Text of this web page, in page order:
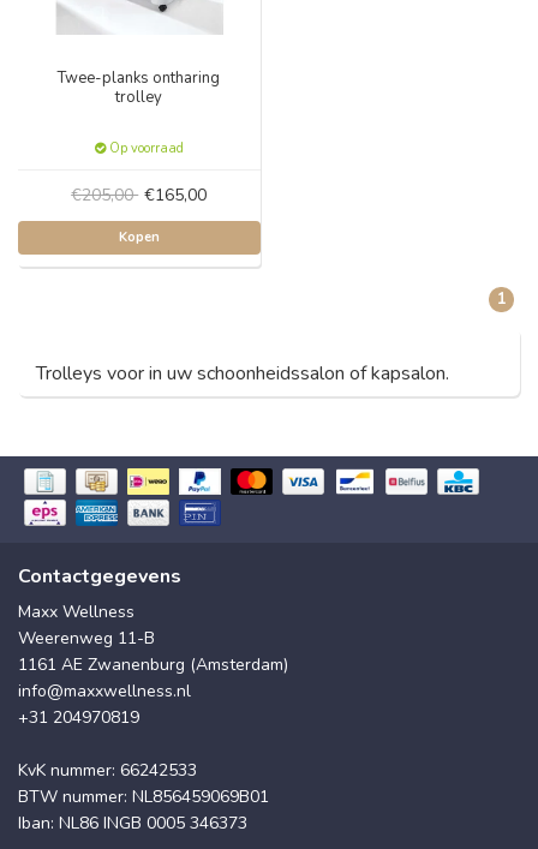
Twee-planks ontharing
trolley
Op voorraad
€205,00 €165,00
Kopen
1
Trolleys voor in uw schoonheidssalon of kapsalon.
Contactgegevens
Maxx Wellness
Weerenweg 11-B
1161 AE Zwanenburg (Amsterdam)
info@maxxwellness.nl
+31 204970819
KvK nummer: 66242533
BTW nummer: NL856459069B01
Iban: NL86 INGB 0005 346373